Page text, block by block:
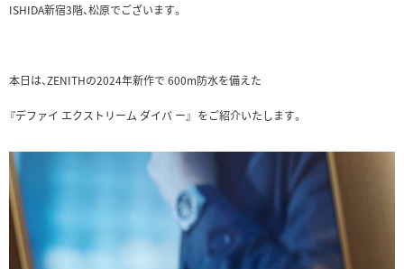
ISHIDA新宿3階、松原でございます。
本日は、ZENITHの2024年新作で 600m防水を備えた
『デファイ エクストリーム ダイバ ー』 をご紹介いたします。